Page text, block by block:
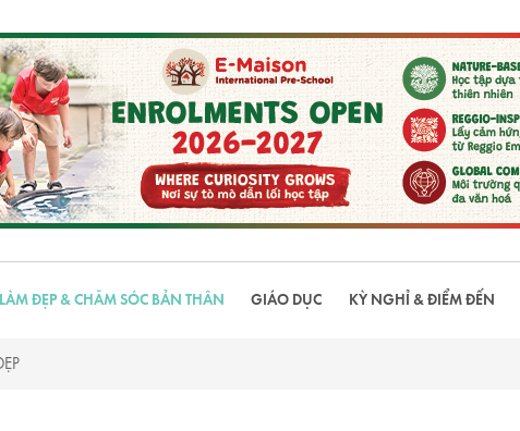
LÀM ĐẸP & CHĂM SÓC BẢN THÂN GIÁO DỤC KỲ NGHỈ & ĐIỂM ĐẾN